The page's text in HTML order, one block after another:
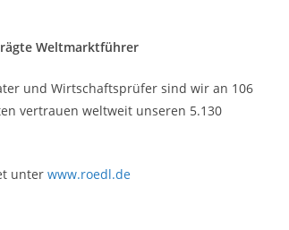
Weltmarktführer
und Wirtschaftsprüfer sind wir an 106
vertrauen weltweit unseren 5.130
unter www.roedl.de